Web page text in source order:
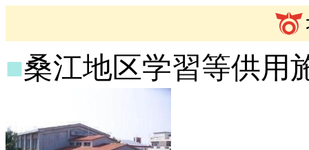
■桑江地区学習等供用